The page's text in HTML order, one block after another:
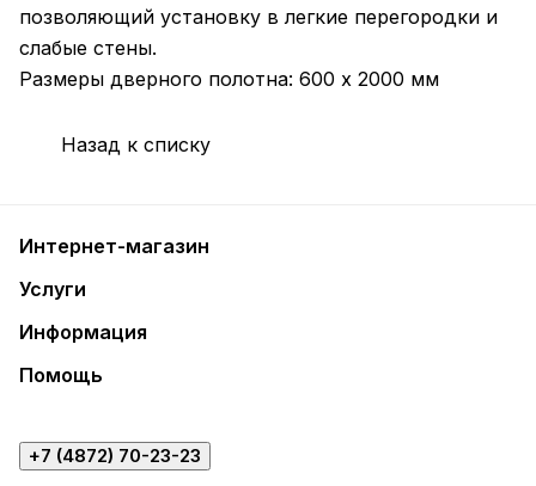
позволяющий установку в легкие перегородки и
слабые стены.
Размеры дверного полотна: 600 х 2000 мм
Назад к списку
Интернет-магазин
Услуги
Информация
Помощь
+7 (4872) 70-23-23